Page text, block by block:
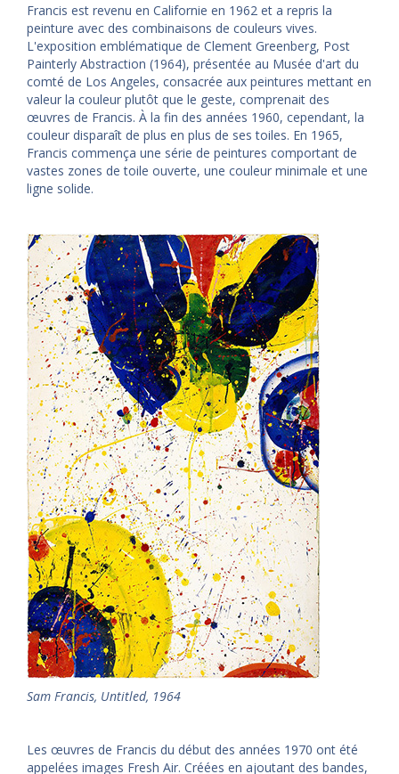
Francis est revenu en Californie en 1962 et a repris la
peinture avec des combinaisons de couleurs vives.
L'exposition emblématique de Clement Greenberg, Post
Painterly Abstraction (1964), présentée au Musée d'art du
comté de Los Angeles, consacrée aux peintures mettant en
valeur la couleur plutôt que le geste, comprenait des
œuvres de Francis. À la fin des années 1960, cependant, la
couleur disparaît de plus en plus de ses toiles. En 1965,
Francis commença une série de peintures comportant de
vastes zones de toile ouverte, une couleur minimale et une
ligne solide.
Sam Francis, Untitled, 1964
Les œuvres de Francis du début des années 1970 ont été
appelées images Fresh Air. Créées en ajoutant des bandes,